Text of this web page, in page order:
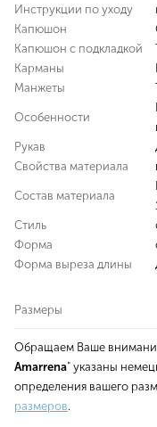
Инструкции по уходу
Капюшон
Капюшон с подкладкой
Карманы
Манжеты
Особенности
Рукав
Свойства материала
Состав материала
Стиль
Форма
Форма выреза длины
Размеры
Обращаем Ваше
Amarrena" указаны
определения вашего
размеров.